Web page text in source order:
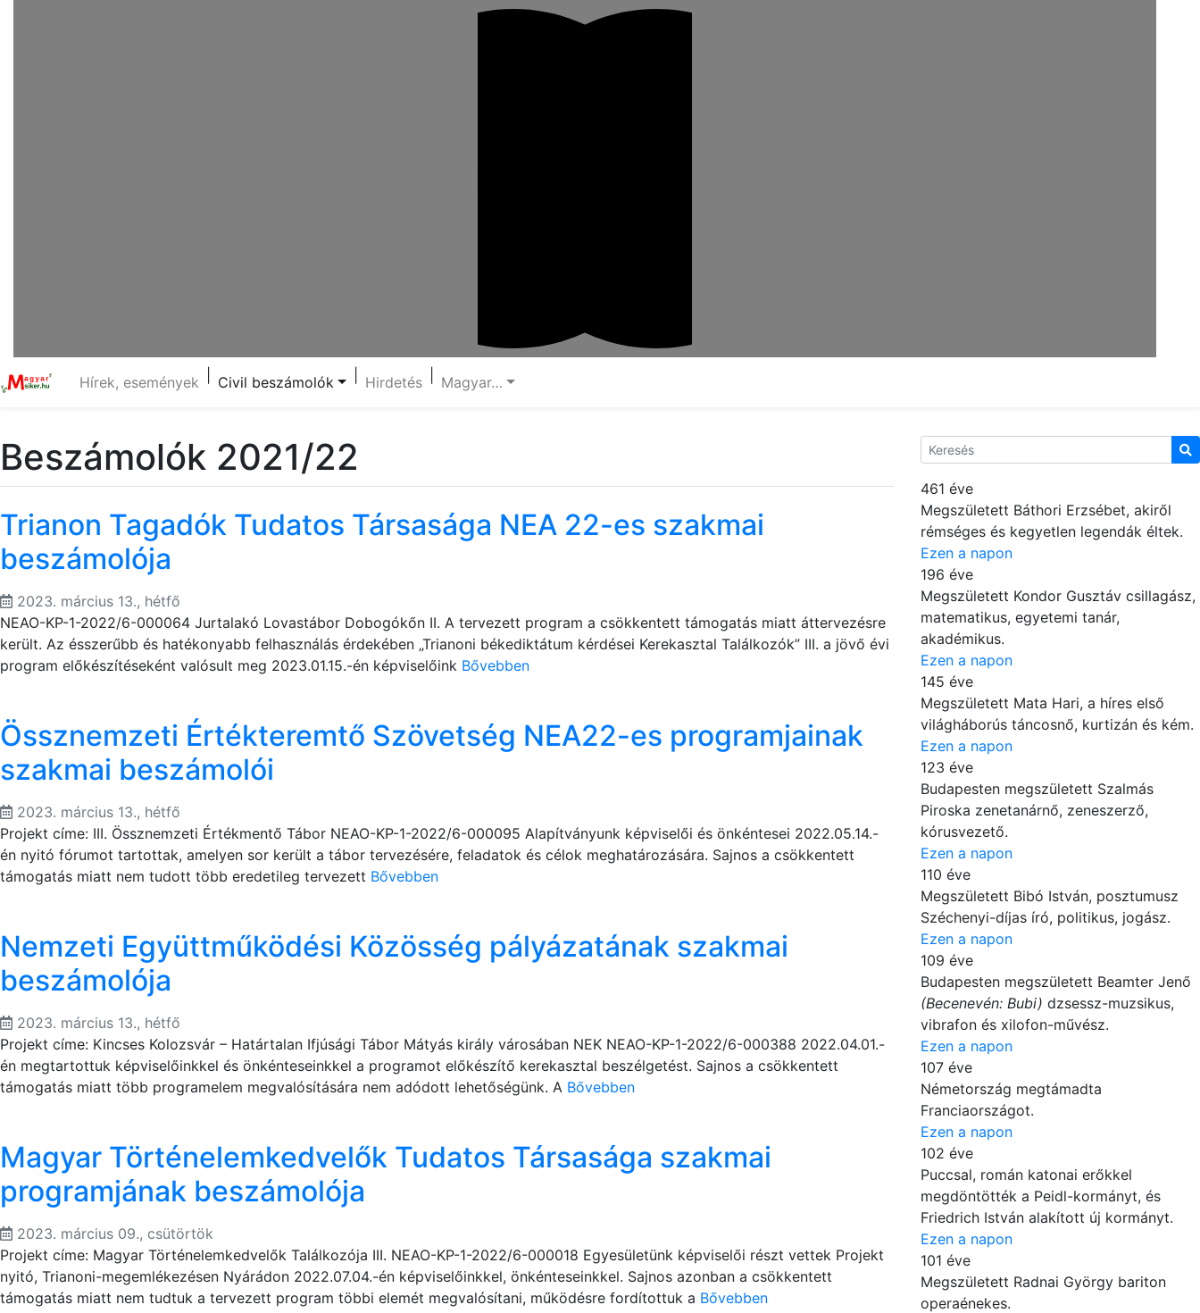
Hírek, események Civil beszámolók Hirdetés Magyar…
Beszámolók 2021/22
Trianon Tagadók Tudatos Társasága NEA 22-es szakmai
beszámolója
2023. március 13., hétfő
NEAO-KP-1-2022/6-000064 Jurtalakó Lovastábor Dobogókőn II. A tervezett program a csökkentett támogatás miatt áttervezésre
került. Az ésszerűbb és hatékonyabb felhasználás érdekében „Trianoni békediktátum kérdései Kerekasztal Találkozók” III. a jövő évi
program előkészítéseként valósult meg 2023.01.15.-én képviselőink Bővebben
Össznemzeti Értékteremtő Szövetség NEA22-es programjainak
szakmai beszámolói
2023. március 13., hétfő
Projekt címe: III. Össznemzeti Értékmentő Tábor NEAO-KP-1-2022/6-000095 Alapítványunk képviselői és önkéntesei 2022.05.14.-
én nyitó fórumot tartottak, amelyen sor került a tábor tervezésére, feladatok és célok meghatározására. Sajnos a csökkentett
támogatás miatt nem tudott több eredetileg tervezett Bővebben
Nemzeti Együttműködési Közösség pályázatának szakmai
beszámolója
2023. március 13., hétfő
Projekt címe: Kincses Kolozsvár – Határtalan Ifjúsági Tábor Mátyás király városában NEK NEAO-KP-1-2022/6-000388 2022.04.01.-
én megtartottuk képviselőinkkel és önkénteseinkkel a programot előkészítő kerekasztal beszélgetést. Sajnos a csökkentett
támogatás miatt több programelem megvalósítására nem adódott lehetőségünk. A Bővebben
Magyar Történelemkedvelők Tudatos Társasága szakmai
programjának beszámolója
2023. március 09., csütörtök
Projekt címe: Magyar Történelemkedvelők Találkozója III. NEAO-KP-1-2022/6-000018 Egyesületünk képviselői részt vettek Projekt
nyitó, Trianoni-megemlékezésen Nyárádon 2022.07.04.-én képviselőinkkel, önkénteseinkkel. Sajnos azonban a csökkentett
támogatás miatt nem tudtuk a tervezett program többi elemét megvalósítani, működésre fordítottuk a Bővebben
461 éve
Megszületett Báthori Erzsébet, akiről
rémséges és kegyetlen legendák éltek.
Ezen a napon
196 éve
Megszületett Kondor Gusztáv csillagász,
matematikus, egyetemi tanár,
akadémikus.
Ezen a napon
145 éve
Megszületett Mata Hari, a híres első
világháborús táncosnő, kurtizán és kém.
Ezen a napon
123 éve
Budapesten megszületett Szalmás
Piroska zenetanárnő, zeneszerző,
kórusvezető.
Ezen a napon
110 éve
Megszületett Bibó István, posztumusz
Széchenyi-díjas író, politikus, jogász.
Ezen a napon
109 éve
Budapesten megszületett Beamter Jenő
(Becenevén: Bubi) dzsessz-muzsikus,
vibrafon és xilofon-művész.
Ezen a napon
107 éve
Németország megtámadta
Franciaországot.
Ezen a napon
102 éve
Puccsal, román katonai erőkkel
megdöntötték a Peidl-kormányt, és
Friedrich István alakított új kormányt.
Ezen a napon
101 éve
Megszületett Radnai György bariton
operaénekes.